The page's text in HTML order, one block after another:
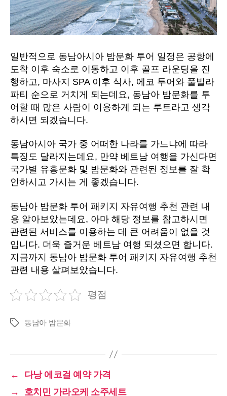
일반적으로 동남아시아 밤문화 투어 일정은 공항에
도착 이후 숙소로 이동하고 이후 골프 라운딩을 진
행하고, 마사지 SPA 이후 식사, 에코 투어와 풀빌라
파티 순으로 거치게 되는데요, 동남아 밤문화를 투
어할 때 많은 사람이 이용하게 되는 루트라고 생각
하시면 되겠습니다.
동남아시아 국가 중 어떠한 나라를 가느냐에 따라
특징도 달라지는데요, 만약 베트남 여행을 가신다면
국가별 유흥문화 및 밤문화와 관련된 정보를 잘 확
인하시고 가시는 게 좋겠습니다.
동남아 밤문화 투어 패키지 자유여행 추천 관련 내
용 알아보았는데요, 아마 해당 정보를 참고하시면
관련된 서비스를 이용하는 데 큰 어려움이 없을 것
입니다. 더욱 즐거운 베트남 여행 되셨으면 합니다.
지금까지 동남아 밤문화 투어 패키지 자유여행 추천
관련 내용 살펴보았습니다.
평점
Tags 동남아 밤문화
←
다낭 에코걸 예약 가격
→
호치민 가라오케 소주세트